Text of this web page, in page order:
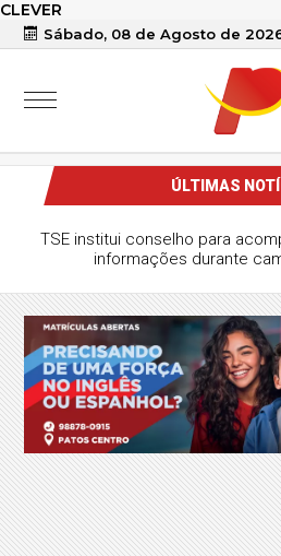
CLEVER
Sábado, 08 de Agosto de
ÚLTIMAS
TSE institui conselho para
informações durante